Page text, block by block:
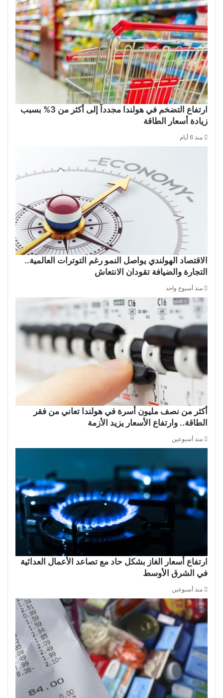
ارتفاع التضخم في هولندا مجدداً إلى أكثر من 3% بسبب
زيادة أسعار الطاقة
منذ 6 أيام
الاقتصاد الهولندي يواصل النمو رغم التوترات العالمية..
التجارة والضيافة تقودان الانتعاش
منذ أسبوع واحد
أكثر من نصف مليون أسرة في هولندا تعاني من فقر
الطاقة.. وارتفاع الأسعار يزيد الأزمة
منذ أسبوعين
ارتفاع أسعار الغاز بشكل حاد مع تصاعد الأعمال العدائية
في الشرق الأوسط
منذ أسبوعين